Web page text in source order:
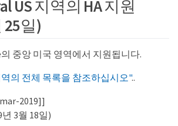
US 지역의 HA 지원
25일)
중앙 미국 영역에서 지원됩니다.
의 전체 목록을 참조하십시오"..
2019]]
3월 18일)